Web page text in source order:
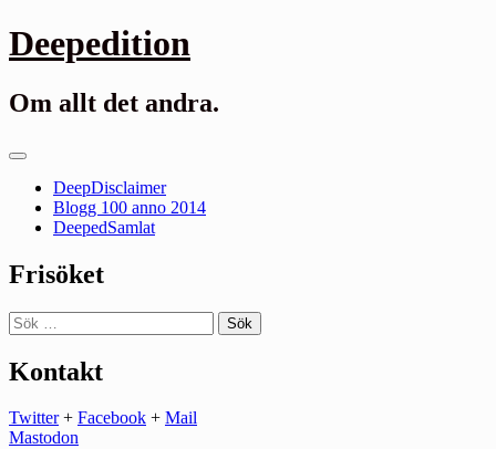
Gå
till
Deepedition
Om allt det andra.
Primär
DeepDisclaimer
Blogg 100 anno 2014
DeepedSamlat
Frisöket
Sök
efter:
Kontakt
Twitter+ Facebook + Mail
Mastodon